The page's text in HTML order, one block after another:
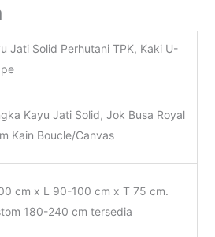
Jati Solid Perhutani TPK, Kaki U-
Kayu Jati Solid, Jok Busa Royal
Kain Boucle/Canvas
cm x L 90-100 cm x T 75 cm.
180-240 cm tersedia